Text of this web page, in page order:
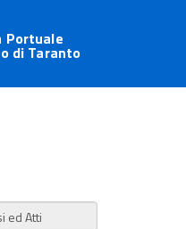
Portuale
di Taranto